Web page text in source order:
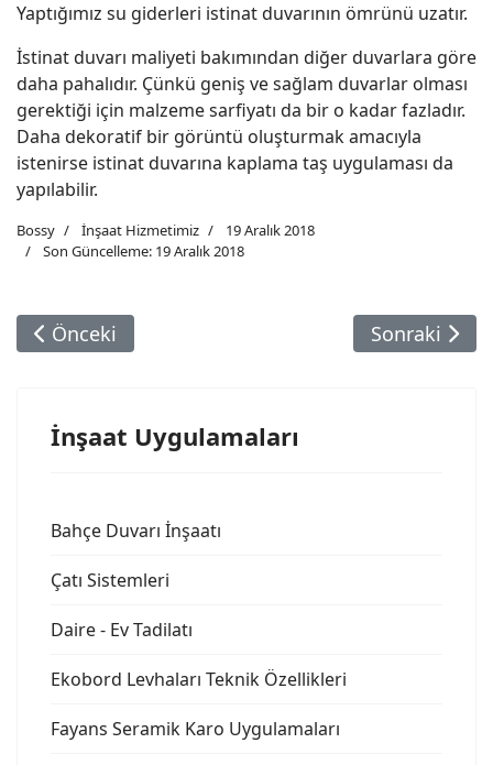
Yaptığımız su giderleri istinat duvarının ömrünü uzatır.
İstinat duvarı maliyeti bakımından diğer duvarlara göre
daha pahalıdır. Çünkü geniş ve sağlam duvarlar olması
gerektiği için malzeme sarfiyatı da bir o kadar fazladır.
Daha dekoratif bir görüntü oluşturmak amacıyla
istenirse istinat duvarına kaplama taş uygulaması da
yapılabilir.
Bossy İnşaat Hizmetimiz
19 Aralık 2018
Son Güncelleme: 19 Aralık 2018
Önceki Makale: Çatı Sistemleri
Önceki Sonraki
Sonraki
İnşaat Uygulamaları
Bahçe Duvarı İnşaatı
Çatı Sistemleri
Daire - Ev Tadilatı
Ekobord Levhaları Teknik Özellikleri
Fayans Seramik Karo Uygulamaları